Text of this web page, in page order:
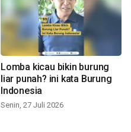
Lomba kicau bikin burung
liar punah? ini kata Burung
Indonesia
Senin, 27 Juli 2026